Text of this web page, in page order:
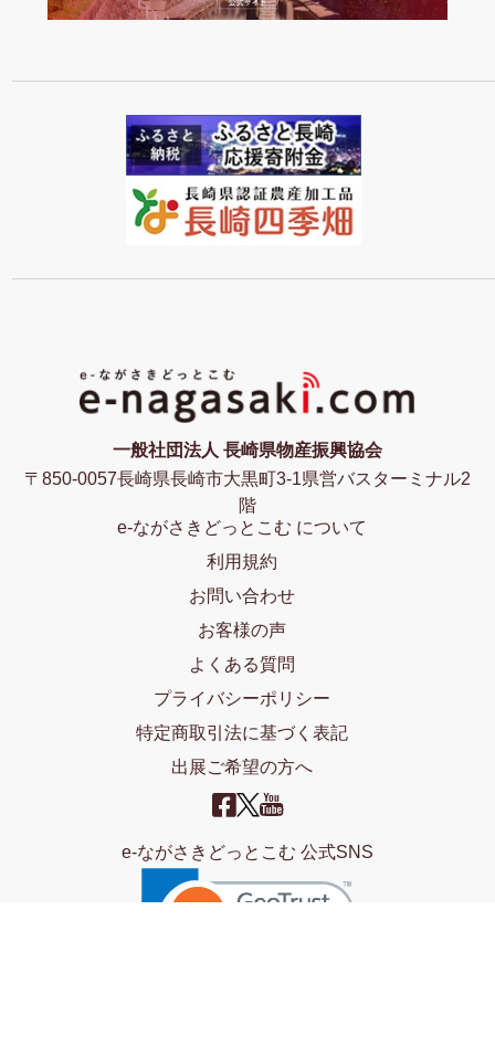
一般社団法人 長崎県物産振興協会
〒850-0057長崎県長崎市大黒町3-1県営バスターミナル2
階
e-ながさきどっとこむ について
利用規約
お問い合わせ
お客様の声
よくある質問
プライバシーポリシー
特定商取引法に基づく表記
出展ご希望の方へ
e-ながさきどっとこむ 公式SNS